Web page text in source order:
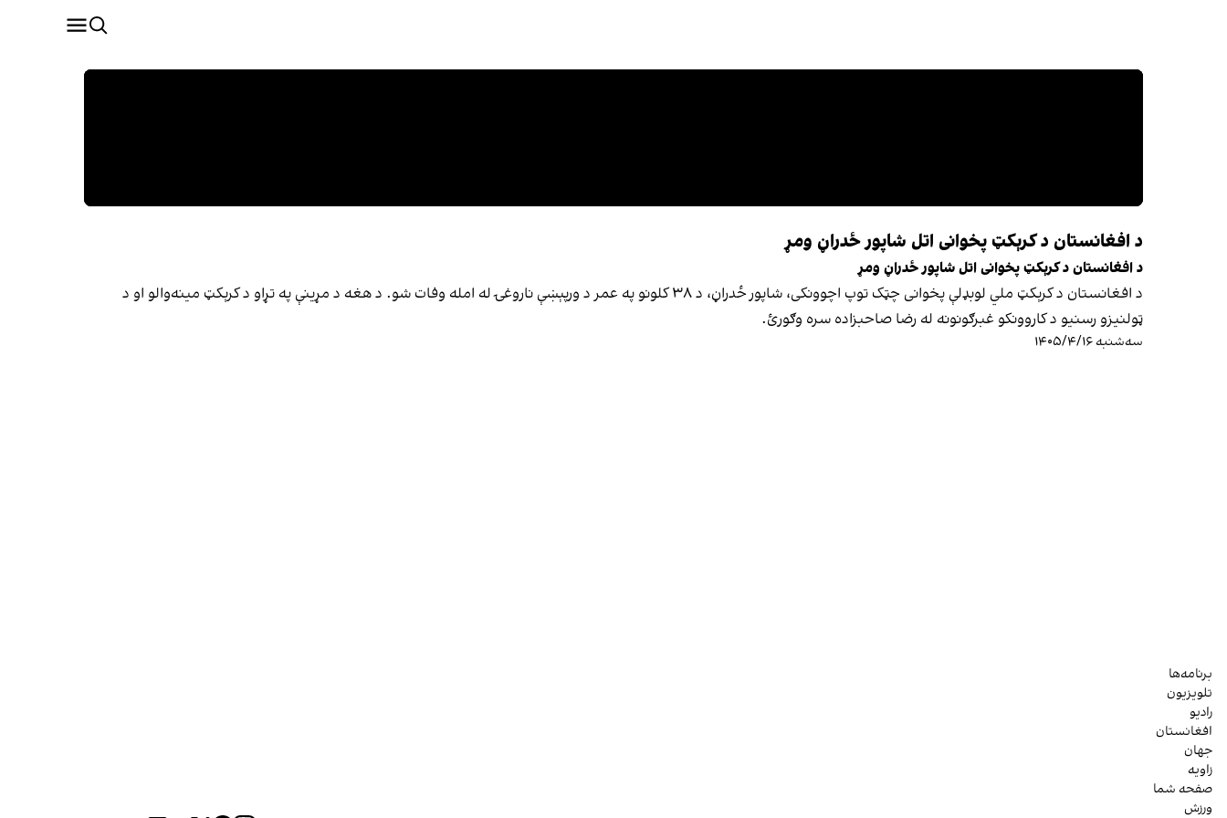
د افغانستان د کرېکټ پخوانی اتل شاپور ځدراڼ ومړ
د افغانستان د کرېکټ پخوانی اتل شاپور ځدراڼ ومړ
د افغانستان د کرېکټ ملي لوبډلې پخوانی چټک توپ اچوونکی، شاپور ځدراڼ، د ۳۸ کلونو په عمر د ورپېښې ناروغۍ له امله وفات شو. د هغه د مړینې په تړاو د کرېکټ مینه‌والو او د
ټولنیزو رسنیو د کاروونکو غبرګونونه له رضا صاحبزاده سره وګورئ.
سه‌شنبه ۱۴۰۵/۴/۱۶
برنامه‌ها
تلویزیون
رادیو
افغانستان
جهان
زاویه
صفحه شما
ورزش